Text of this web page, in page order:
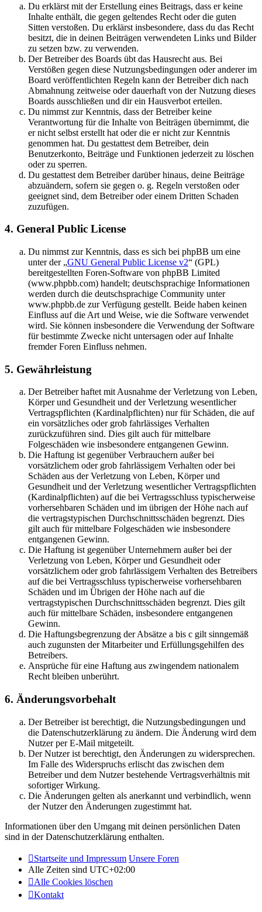
Du erklärst mit der Erstellung eines Beitrags, dass er keine
Inhalte enthält, die gegen geltendes Recht oder die guten
Sitten verstoßen. Du erklärst insbesondere, dass du das Recht
besitzt, die in deinen Beiträgen verwendeten Links und Bilder
zu setzen bzw. zu verwenden.
Der Betreiber des Boards übt das Hausrecht aus. Bei
Verstößen gegen diese Nutzungsbedingungen oder anderer im
Board veröffentlichten Regeln kann der Betreiber dich nach
Abmahnung zeitweise oder dauerhaft von der Nutzung dieses
Boards ausschließen und dir ein Hausverbot erteilen.
Du nimmst zur Kenntnis, dass der Betreiber keine
Verantwortung für die Inhalte von Beiträgen übernimmt, die
er nicht selbst erstellt hat oder die er nicht zur Kenntnis
genommen hat. Du gestattest dem Betreiber, dein
Benutzerkonto, Beiträge und Funktionen jederzeit zu löschen
oder zu sperren.
Du gestattest dem Betreiber darüber hinaus, deine Beiträge
abzuändern, sofern sie gegen o. g. Regeln verstoßen oder
geeignet sind, dem Betreiber oder einem Dritten Schaden
zuzufügen.
4. General Public License
Du nimmst zur Kenntnis, dass es sich bei phpBB um eine
unter der „GNU General Public License v2“ (GPL)
bereitgestellten Foren-Software von phpBB Limited
(www.phpbb.com) handelt; deutschsprachige Informationen
werden durch die deutschsprachige Community unter
www.phpbb.de zur Verfügung gestellt. Beide haben keinen
Einfluss auf die Art und Weise, wie die Software verwendet
wird. Sie können insbesondere die Verwendung der Software
für bestimmte Zwecke nicht untersagen oder auf Inhalte
fremder Foren Einfluss nehmen.
5. Gewährleistung
Der Betreiber haftet mit Ausnahme der Verletzung von Leben,
Körper und Gesundheit und der Verletzung wesentlicher
Vertragspflichten (Kardinalpflichten) nur für Schäden, die auf
ein vorsätzliches oder grob fahrlässiges Verhalten
zurückzuführen sind. Dies gilt auch für mittelbare
Folgeschäden wie insbesondere entgangenen Gewinn.
Die Haftung ist gegenüber Verbrauchern außer bei
vorsätzlichem oder grob fahrlässigem Verhalten oder bei
Schäden aus der Verletzung von Leben, Körper und
Gesundheit und der Verletzung wesentlicher Vertragspflichten
(Kardinalpflichten) auf die bei Vertragsschluss typischerweise
vorhersehbaren Schäden und im übrigen der Höhe nach auf
die vertragstypischen Durchschnittsschäden begrenzt. Dies
gilt auch für mittelbare Folgeschäden wie insbesondere
entgangenen Gewinn.
Die Haftung ist gegenüber Unternehmern außer bei der
Verletzung von Leben, Körper und Gesundheit oder
vorsätzlichem oder grob fahrlässigem Verhalten des Betreibers
auf die bei Vertragsschluss typischerweise vorhersehbaren
Schäden und im Übrigen der Höhe nach auf die
vertragstypischen Durchschnittsschäden begrenzt. Dies gilt
auch für mittelbare Schäden, insbesondere entgangenen
Gewinn.
Die Haftungsbegrenzung der Absätze a bis c gilt sinngemäß
auch zugunsten der Mitarbeiter und Erfüllungsgehilfen des
Betreibers.
Ansprüche für eine Haftung aus zwingendem nationalem
Recht bleiben unberührt.
6. Änderungsvorbehalt
Der Betreiber ist berechtigt, die Nutzungsbedingungen und
die Datenschutzerklärung zu ändern. Die Änderung wird dem
Nutzer per E-Mail mitgeteilt.
Der Nutzer ist berechtigt, den Änderungen zu widersprechen.
Im Falle des Widerspruchs erlischt das zwischen dem
Betreiber und dem Nutzer bestehende Vertragsverhältnis mit
sofortiger Wirkung.
Die Änderungen gelten als anerkannt und verbindlich, wenn
der Nutzer den Änderungen zugestimmt hat.
Informationen über den Umgang mit deinen persönlichen Daten
sind in der Datenschutzerklärung enthalten.
Startseite und Impressum Unsere Foren
Alle Zeiten sind UTC+02:00
Alle Cookies löschen
Kontakt